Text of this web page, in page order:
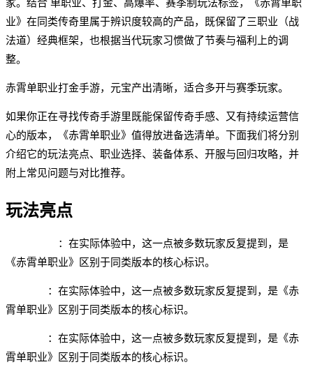
家。结合 单职业、打金、高爆率、赛季制玩法标签，《赤霄单职
业》在同类传奇里属于辨识度较高的产品，既保留了三职业（战
法道）经典框架，也根据当代玩家习惯做了节奏与福利上的调
整。
赤霄单职业打金手游，元宝产出清晰，适合多开与赛季玩家。
如果你正在寻找传奇手游里既能保留传奇手感、又有持续运营信
心的版本，《赤霄单职业》值得放进备选清单。下面我们将分别
介绍它的玩法亮点、职业选择、装备体系、开服与回归攻略，并
附上常见问题与对比推荐。
玩法亮点
：在实际体验中，这一点被多数玩家反复提到，是
《赤霄单职业》区别于同类版本的核心标识。
：在实际体验中，这一点被多数玩家反复提到，是《赤
霄单职业》区别于同类版本的核心标识。
：在实际体验中，这一点被多数玩家反复提到，是《赤
霄单职业》区别于同类版本的核心标识。